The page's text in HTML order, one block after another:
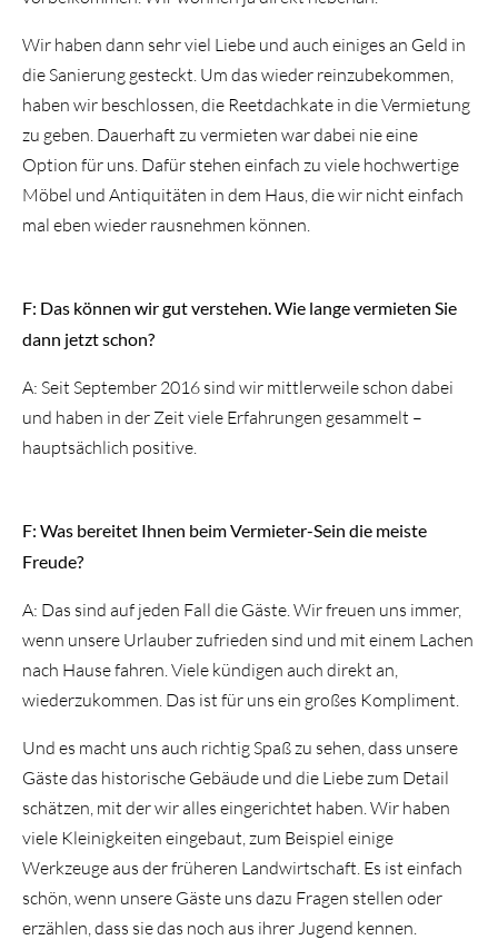
Wir haben dann sehr viel Liebe und auch einiges an Geld in
die Sanierung gesteckt. Um das wieder reinzubekommen,
haben wir beschlossen, die Reetdachkate in die Vermietung
zu geben. Dauerhaft zu vermieten war dabei nie eine
Option für uns. Dafür stehen einfach zu viele hochwertige
Möbel und Antiquitäten in dem Haus, die wir nicht einfach
mal eben wieder rausnehmen können.
F: Das können wir gut verstehen. Wie lange vermieten Sie
dann jetzt schon?
A: Seit September 2016 sind wir mittlerweile schon dabei
und haben in der Zeit viele Erfahrungen gesammelt –
hauptsächlich positive.
F: Was bereitet Ihnen beim Vermieter-Sein die meiste
Freude?
A: Das sind auf jeden Fall die Gäste. Wir freuen uns immer,
wenn unsere Urlauber zufrieden sind und mit einem Lachen
nach Hause fahren. Viele kündigen auch direkt an,
wiederzukommen. Das ist für uns ein großes Kompliment.
Und es macht uns auch richtig Spaß zu sehen, dass unsere
Gäste das historische Gebäude und die Liebe zum Detail
schätzen, mit der wir alles eingerichtet haben. Wir haben
viele Kleinigkeiten eingebaut, zum Beispiel einige
Werkzeuge aus der früheren Landwirtschaft. Es ist einfach
schön, wenn unsere Gäste uns dazu Fragen stellen oder
erzählen, dass sie das noch aus ihrer Jugend kennen.